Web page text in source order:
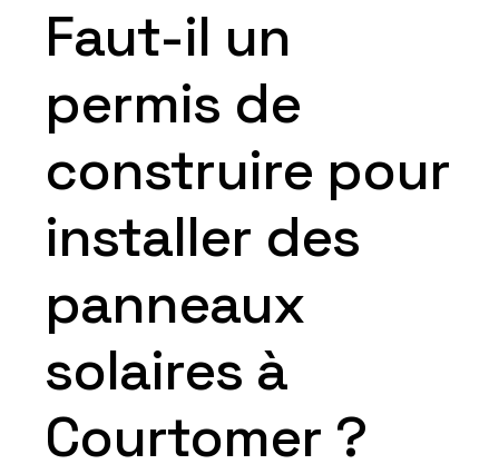
Faut-il un
permis de
construire pour
installer des
panneaux
solaires à
Courtomer ?